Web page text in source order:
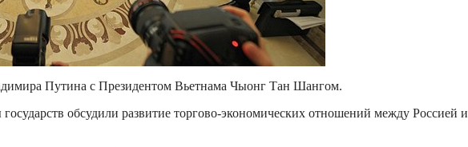
Путина с Президентом Вьетнама Чыонг Тан Шангом.
обсудили развитие торгово-экономических отношений между Россией и